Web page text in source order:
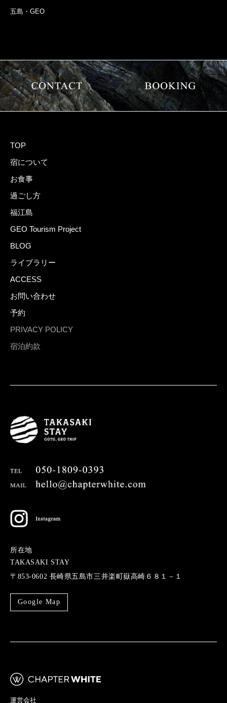
五島・GEO
TOP
宿について
お食事
過ごし方
福江島
GEO Tourism Project
BLOG
ライブラリー
ACCESS
お問い合わせ
予約
PRIVACY POLICY
宿泊約款
所在地
TAKASAKI STAY
〒853-0602 長崎県五島市三井楽町嶽高崎６８１－１
Google Map
運営会社